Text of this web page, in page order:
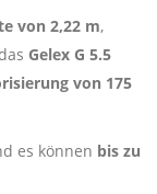
von 2,22 m,
Gelex G 5.5
von 175
es können bis zu